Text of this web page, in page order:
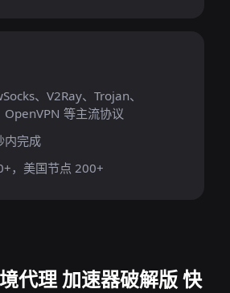
、V2Ray、Trojan、
等主流协议
内完成
，美国节点 200+
代理 加速器破解版 快